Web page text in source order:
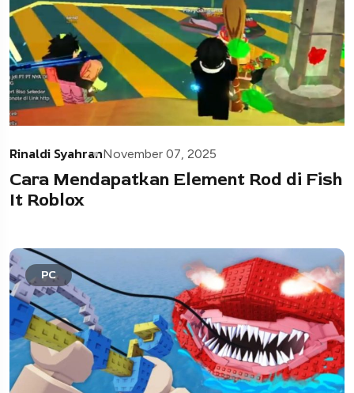
Rinaldi SyahranNovember 07, 2025
Cara Mendapatkan Element Rod di Fish
It Roblox
PC